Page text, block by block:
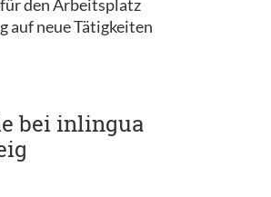
den Arbeitsplatz
auf neue Tätigkeiten
bei inlingua